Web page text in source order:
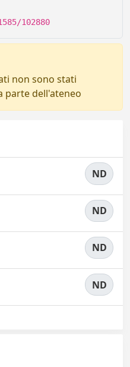
102880
non sono stati
parte dell'ateneo
ND
ND
ND
ND